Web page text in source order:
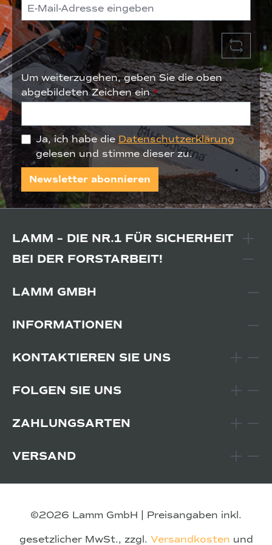
Um weiterzugehen, geben Sie die oben
abgebildeten Zeichen ein*
Ja, ich habe die Datenschutzerklärung
gelesen und stimme dieser zu.
Newsletter abonnieren
LAMM – DIE NR.1 FÜR SICHERHEIT
BEI DER FORSTARBEIT!
LAMM GMBH
INFORMATIONEN
KONTAKTIEREN SIE UNS
FOLGEN SIE UNS
ZAHLUNGSARTEN
VERSAND
©2026 Lamm GmbH | Preisangaben inkl.
gesetzlicher MwSt., zzgl. Versandkosten und